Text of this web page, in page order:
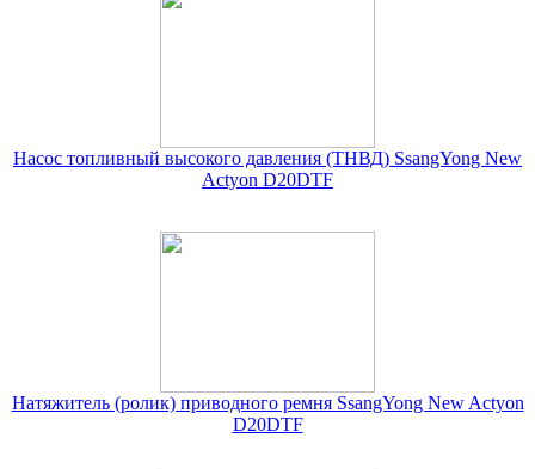
Насос топливный высокого давления (ТНВД) SsangYong New
Actyon D20DTF
Натяжитель (ролик) приводного ремня SsangYong New Actyon
D20DTF